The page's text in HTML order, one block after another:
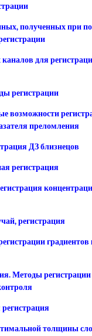
полученных при
для
регистрации
возможности
преломления
ДЗ близнецов
регистрация
регистрация
градиентов
Методы
толщины